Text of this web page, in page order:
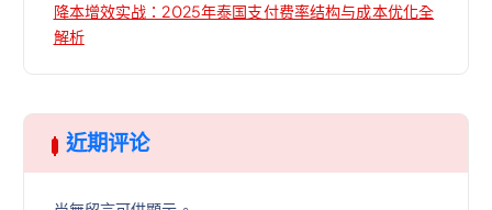
降本增效实战：2025年泰国支付费率结构与成本优化全
解析
近期评论